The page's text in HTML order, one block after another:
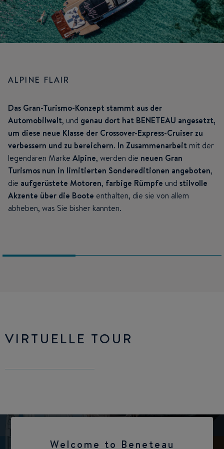
ALPINE FLAIR
Das Gran-Turismo-Konzept stammt aus der
Automobilwelt, und genau dort hat BENETEAU angesetzt,
um diese neue Klasse der Crossover-Express-Cruiser zu
verbessern und zu bereichern. In Zusammenarbeit mit der
legendären Marke Alpine, werden die neuen Gran
Turismos nun in limitierten Sondereditionen angeboten,
die aufgerüstete Motoren, farbige Rümpfe und stilvolle
Akzente über die Boote enthalten, die sie von allem
abheben, was Sie bisher kannten.
VIRTUELLE TOUR